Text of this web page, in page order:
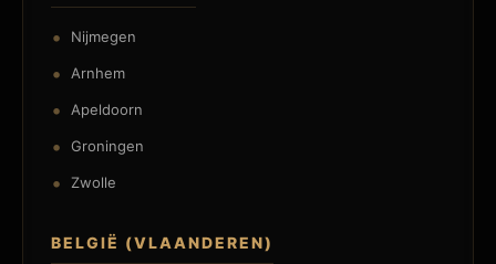
Nijmegen
Arnhem
Apeldoorn
Groningen
Zwolle
BELGIË (VLAANDEREN)